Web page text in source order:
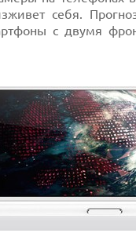
себя.
с двумя